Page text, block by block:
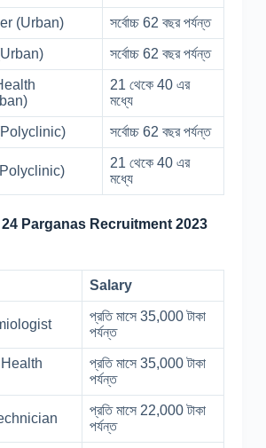
(Urban) সর্বোচ্চ 62 বছর পর্যন্ত
সর্বোচ্চ 62 বছর পর্যন্ত
21 থেকে 40 এর
মধ্যে
সর্বোচ্চ 62 বছর পর্যন্ত
21 থেকে 40 এর
মধ্যে
Parganas Recruitment 2023
Salary
প্রতি মাসে 35,000 টাকা
পর্যন্ত
প্রতি মাসে 35,000 টাকা
পর্যন্ত
প্রতি মাসে 22,000 টাকা
পর্যন্ত